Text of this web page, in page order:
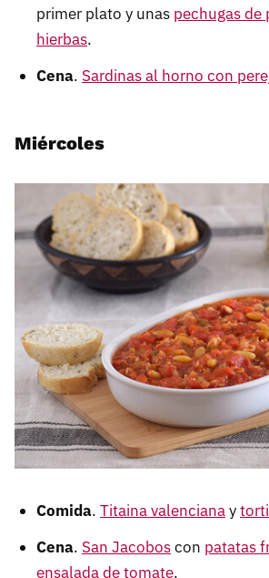
primer plato y unas pechugas
hierbas.
Cena. Sardinas al horno con
Miércoles
Comida. Titaina valencianay
Cena. San Jacoboscon patatas
ensalada de tomate.